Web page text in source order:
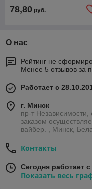
ожирение, липидный
78,80 руб.
О нас
Рейтинг не
Менее 5 отзывов за
Работает с
г. Минск
пр-т
заказом
вайбер. , Минск,
Контакты
Сегодня работает
Показать весь